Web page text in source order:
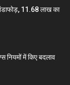
11.68 लाख का
नियमों में किए बदलाव